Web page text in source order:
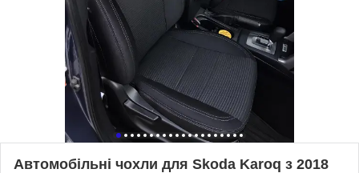
Автомобільні чохли для Skoda Karoq з 2018